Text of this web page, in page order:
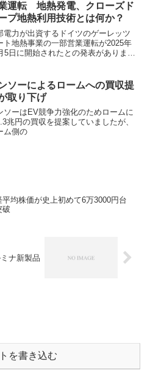
運転 地熱発電、クローズド
プ地熱利用技術とは何か？
電力が出資するドイツのゲーレッツ
ト地熱事業の一部営業運転が2025年
5日に開始されたとの発表がありま
ことができます。
ソーによるロームへの買収提
取り下げ
ソーはEV競争力強化のためロームに
兆円の買収を提案していましたが、
ム側の
平均株価が史上初めて6万3000円台
破
ナ新製品
を書き込む